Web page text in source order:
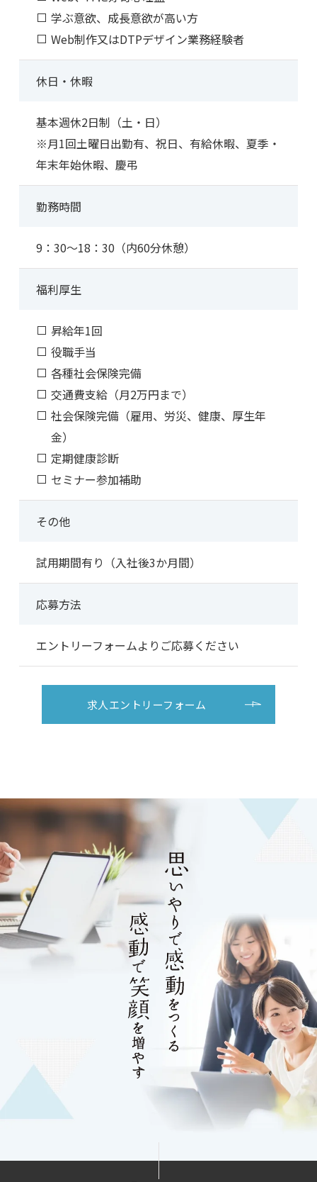
学ぶ意欲、成長意欲が高い方
Web制作又はDTPデザイン業務経験者
休日・休暇
基本週休2日制（土・日）
※月1回土曜日出勤有、祝日、有給休暇、夏季・
年末年始休暇、慶弔
勤務時間
9：30～18：30（内60分休憩）
福利厚生
昇給年1回
役職手当
各種社会保険完備
交通費支給（月2万円まで）
社会保険完備（雇用、労災、健康、厚生年
金）
定期健康診断
セミナー参加補助
その他
試用期間有り（入社後3か月間）
応募方法
エントリーフォームよりご応募ください
求人エントリーフォーム